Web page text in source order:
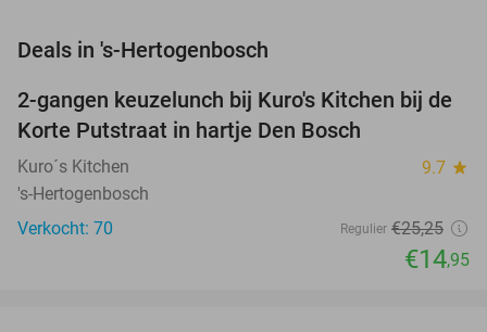
Deals in 's-Hertogenbosch
41%
NEW
TODAY
2-gangen keuzelunch bij Kuro's Kitchen bij de
Korte Putstraat in hartje Den Bosch
Kuro´s Kitchen 9.7 star
's-Hertogenbosch
Verkocht: 70
Regulier €25,25
€14,95